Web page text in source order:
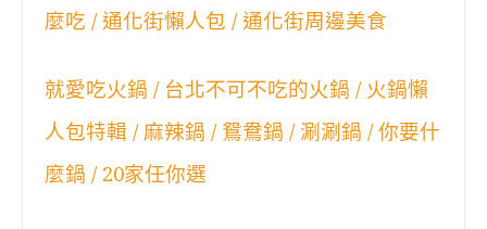
麼吃 / 通化街懶人包 / 通化街周邊美食
就愛吃火鍋 / 台北不可不吃的火鍋 / 火鍋懶
人包特輯 / 麻辣鍋 / 鴛鴦鍋 / 涮涮鍋 / 你要什
麼鍋 / 20家任你選